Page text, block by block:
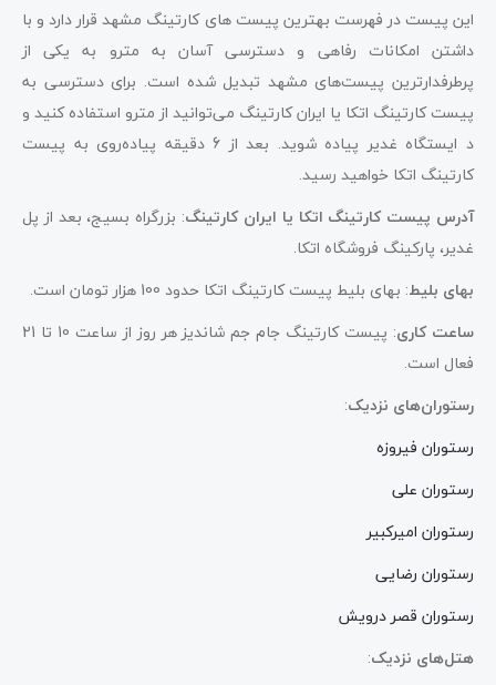
این پیست در فهرست بهترین پیست های کارتینگ مشهد قرار دارد و با
داشتن امکانات رفاهی و دسترسی آسان به مترو به یکی از
پرطرفدارترین پیست‌های مشهد تبدیل شده است. برای دسترسی به
پیست کارتینگ اتکا یا ایران کارتینگ می‌توانید از مترو استفاده کنید و
د ایستگاه غدیر پیاده شوید. بعد از 6 دقیقه پیاده‌روی به پیست
کارتینگ اتکا خواهید رسید.
آدرس پیست کارتینگ اتکا یا ایران کارتینگ: بزرگراه بسیج، بعد از پل
غدیر، پارکینگ فروشگاه اتکا.
بهای بلیط: بهای بلیط پیست کارتینگ اتکا حدود 100 هزار تومان است.
ساعت کاری
: پیست کارتینگ جام جم شاندیز هر روز از ساعت 10 تا 21
فعال است.
رستوران‌های نزدیک:
رستوران فیروزه
رستوران علی
رستوران امیرکبیر
رستوران رضایی
رستوران قصر درویش
هتل‌های نزدیک: